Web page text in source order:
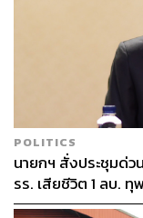
POLITICS
นายกฯ สั่งประชุมด่ว
รร. เสียชีวิต 1 ลบ.
แสนบาท บาดเจ็บเล็